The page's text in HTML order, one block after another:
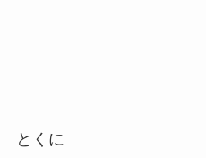
とくに